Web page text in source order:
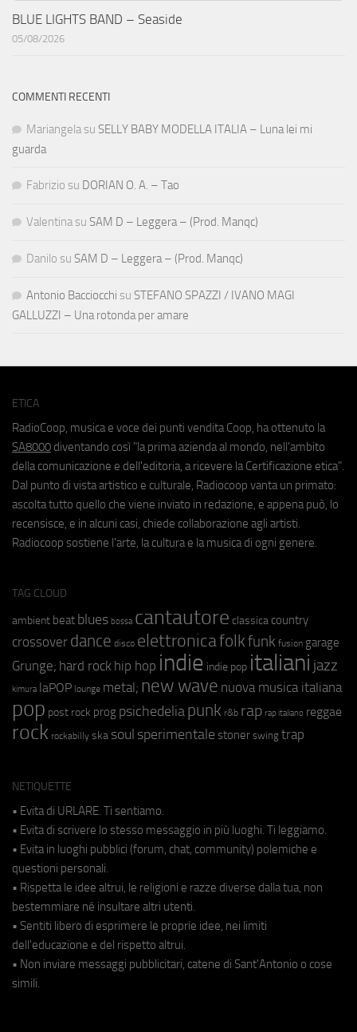
BLUE LIGHTS BAND – Seaside
05/08/2026
COMMENTI RECENTI
Mariangela su SELLY BABY MODELLA ITALIA – Luna lei mi
guarda
Fabrizio su DORIAN O. A. – Tao
Valentina su SAM D – Leggera – (Prod. Manqc)
Danilo su SAM D – Leggera – (Prod. Manqc)
Antonio Bacciocchi su STEFANO SPAZZI / IVANO MAGI
GALLUZZI – Una rotonda per amare
ETICA
RadioCoop, musica e voce dei punti vendita Coop, ha ottenuto la
SA8000 diventando così "la prima azienda al mondo, nell'ambito
della comunicazione e dell'editoria, a ricevere la Certificazione etica".
Dal punto di vista artistico e culturale, Radiocoop vanta un primato:
ascolta tutto quello che viene inviato in redazione, e appena può, lo
recensisce, e in alcuni casi, chiede collaborazione agli artisti.
Radiocoop sostiene l'arte, la cultura e la musica di ogni genere.
TAG CLOUD
ambient beat blues bossa cantautore classica country
crossover dance disco elettronicafolkfunk fusion garage
Grunge; hard rock hip hop indie indie pop italiani jazz
kimura laPOP lounge metal; new wave nuova musica italiana
pop post rock prog psichedeliapunk r&b rap rap italiano reggae
rock rockabilly ska soul sperimentale stoner swing trap
NETIQUETTE
• Evita di URLARE. Ti sentiamo.
• Evita di scrivere lo stesso messaggio in più luoghi. Ti leggiamo.
• Evita in luoghi pubblici (forum, chat, community) polemiche e
questioni personali.
• Rispetta le idee altrui, le religioni e razze diverse dalla tua, non
bestemmiare né insultare altri utenti.
• Sentiti libero di esprimere le proprie idee, nei limiti
dell'educazione e del rispetto altrui.
• Non inviare messaggi pubblicitari, catene di Sant'Antonio o cose
simili.